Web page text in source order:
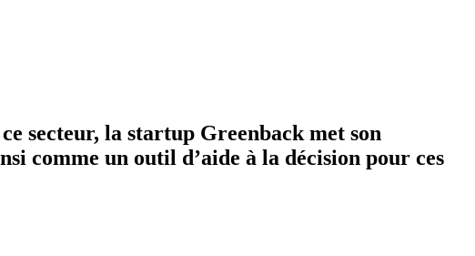
secteur, la startup Greenback met son
comme un outil d’aide à la décision pour ces